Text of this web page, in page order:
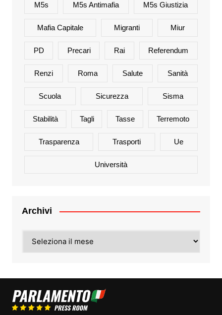
M5s M5s Antimafia M5s Giustizia
Mafia Capitale Migranti Miur
PD Precari Rai Referendum
Renzi Roma Salute Sanità
Scuola Sicurezza Sisma
Stabilità Tagli Tasse Terremoto
Trasparenza Trasporti Ue
Università
Archivi